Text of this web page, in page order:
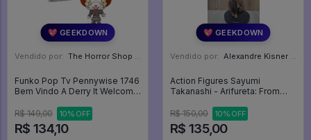
💖 GEEKDOWN
Vendido por: The Horror Shop - Colecionáveis - MG
Funko Pop Tv Pennywise 1746
Bem Vindo A Derry It Welcome
#1746
R$ 149,00 10% OFF
R$ 134,10
💖 GEEKDOWN
Vendido por: Alexandre Kisner - PR
Action Figures Sayumi
Takanashi - Arifureta: From
Strongest
R$ 150,00 10% OFF
R$ 135,00